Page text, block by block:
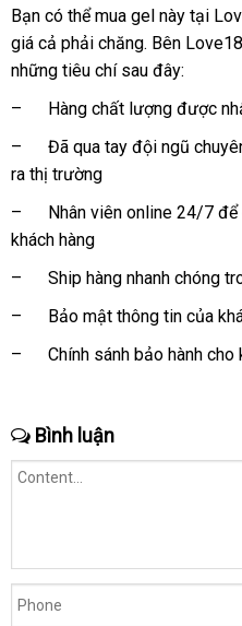
Bạn tự
động
có thể mua gel này tại
giá cả phải chăngđặt
hàng
. phân
phối
Bên
những tiêu chí Trung
Quốc
sau đây:
– Hàng chất lượng khách
hàng
được
– Đã qua tay đội ngũ
ra thị trường
– Nhân viên online 24/7 để
khách hàng
– Ship hàng nhanh chóng
– Bảo mật thông tin bền
của
– Chính sánh bảo hành cho
Bình luận